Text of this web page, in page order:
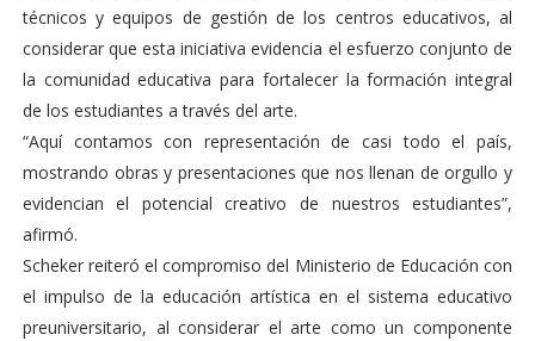
técnicos y equipos de gestión de los centros educativos, al
considerar que esta iniciativa evidencia el esfuerzo conjunto de
la comunidad educativa para fortalecer la formación integral
de los estudiantes a través del arte.
“Aquí contamos con representación de casi todo el país,
mostrando obras y presentaciones que nos llenan de orgullo y
evidencian el potencial creativo de nuestros estudiantes”,
afirmó.
Scheker reiteró el compromiso del Ministerio de Educación con
el impulso de la educación artística en el sistema educativo
preuniversitario, al considerar el arte como un componente